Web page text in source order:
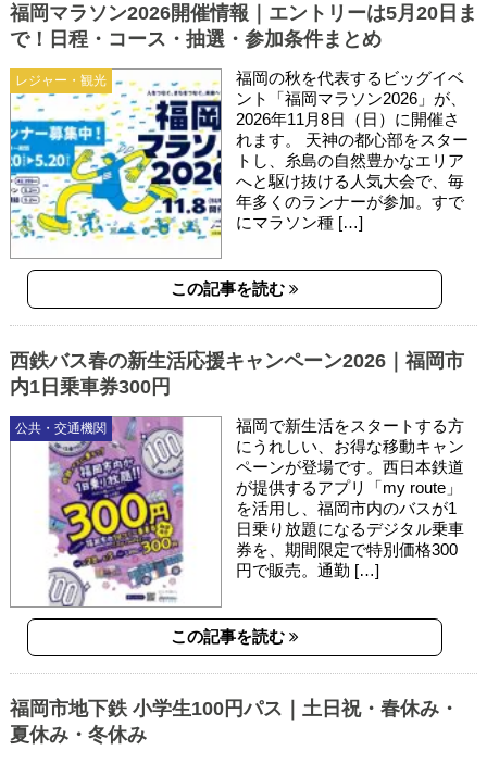
レジャー・観光
福岡マラソン2026開催情報｜エントリーは5月20日ま
で！日程・コース・抽選・参加条件まとめ
福岡の秋を代表するビッグイベ
ント「福岡マラソン2026」が、
2026年11月8日（日）に開催さ
れます。 天神の都心部をスター
トし、糸島の自然豊かなエリア
へと駆け抜ける人気大会で、毎
年多くのランナーが参加。すで
にマラソン種 […]
この記事を読む
公共・交通機関
西鉄バス春の新生活応援キャンペーン2026｜福岡市
内1日乗車券300円
福岡で新生活をスタートする方
にうれしい、お得な移動キャン
ペーンが登場です。西日本鉄道
が提供するアプリ「my route」
を活用し、福岡市内のバスが1
日乗り放題になるデジタル乗車
券を、期間限定で特別価格300
円で販売。通勤 […]
この記事を読む
福岡市地下鉄 小学生100円パス｜土日祝・春休み・
夏休み・冬休み